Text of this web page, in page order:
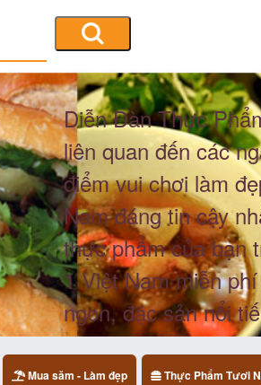
Diễn Đàn Thực
liên quan đến các
điểm vui chơi làm
Nam đáng tin cậy
thực phẩm của bạn
1 Việt Nam miễn
ngon, đặc sản nổi
Mua săm - Làm đẹp Thực Phẩm Tươi